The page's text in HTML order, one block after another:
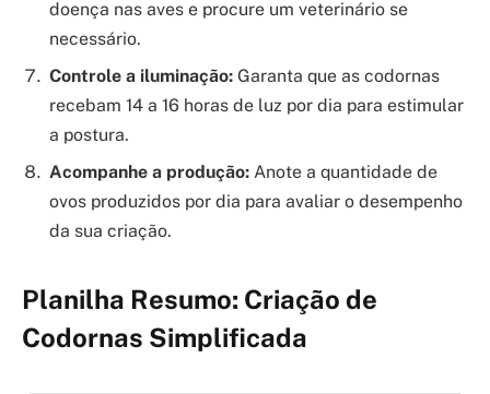
doença nas aves e procure um veterinário se
necessário.
Controle a iluminação: Garanta que as codornas
recebam 14 a 16 horas de luz por dia para estimular
a postura.
Acompanhe a produção: Anote a quantidade de
ovos produzidos por dia para avaliar o desempenho
da sua criação.
Planilha Resumo: Criação de
Codornas Simplificada